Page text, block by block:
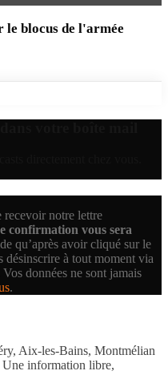
le blocus de l'armée
recevoir notre lettre
confirmation vous sera
qu’après avoir cliqué sur le
désinscrire à tout moment via
données ne sont jamais
.
Aix-les-Bains, Montmélian
information libre,